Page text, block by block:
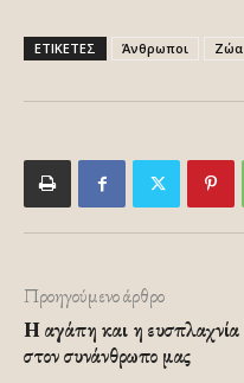
ΕΤΙΚΕΤΕΣ Άνθρωποι Ζώα
Προηγούμενο άρθρο
Η αγάπη και η ευσπλαχνία
στον συνάνθρωπο μας